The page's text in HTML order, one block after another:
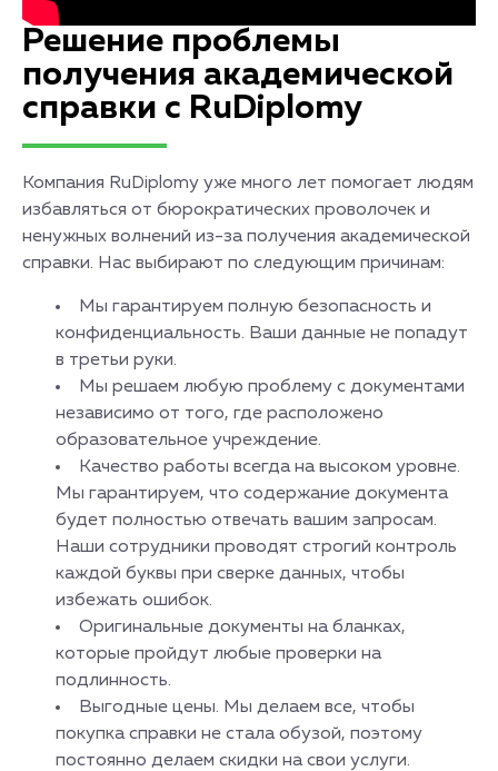
Решение проблемы
получения академической
справки с RuDiplomy
Компания RuDiplomy уже много лет помогает людям
избавляться от бюрократических проволочек и
ненужных волнений из-за получения академической
справки. Нас выбирают по следующим причинам:
Мы гарантируем полную безопасность и
конфиденциальность. Ваши данные не попадут
в третьи руки.
Мы решаем любую проблему с документами
независимо от того, где расположено
образовательное учреждение.
Качество работы всегда на высоком уровне.
Мы гарантируем, что содержание документа
будет полностью отвечать вашим запросам.
Наши сотрудники проводят строгий контроль
каждой буквы при сверке данных, чтобы
избежать ошибок.
Оригинальные документы на бланках,
которые пройдут любые проверки на
подлинность.
Выгодные цены. Мы делаем все, чтобы
покупка справки не стала обузой, поэтому
постоянно делаем скидки на свои услуги.